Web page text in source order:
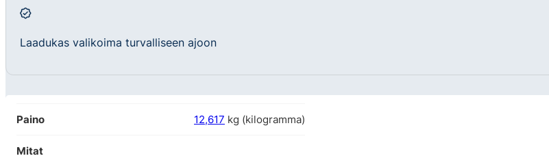
Laadukas valikoima turvalliseen ajoon
Paino 12,617 kg (kilogramma)
Mitat